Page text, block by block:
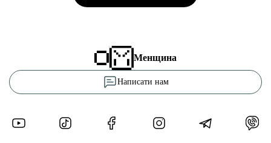
Менщина
Написати нам